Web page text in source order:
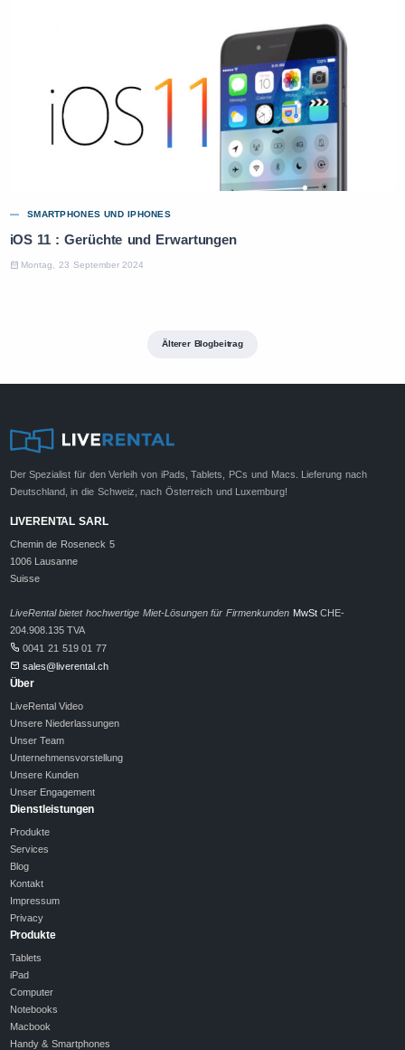
SMARTPHONES UND IPHONES
iOS 11 : Gerüchte und Erwartungen
Montag, 23 September 2024
Älterer Blogbeitrag
Der Spezialist für den Verleih von iPads, Tablets, PCs und Macs. Lieferung nach
Deutschland, in die Schweiz, nach Österreich und Luxemburg!
LIVERENTAL SARL
Chemin de Roseneck 5
1006 Lausanne
Suisse
LiveRental bietet hochwertige Miet-Lösungen für Firmenkunden MwStCHE-
204.908.135 TVA
0041 21 519 01 77
sales@liverental.ch
Über
LiveRental Video
Unsere Niederlassungen
Unser Team
Unternehmensvorstellung
Unsere Kunden
Unser Engagement
Dienstleistungen
Produkte
Services
Blog
Kontakt
Impressum
Privacy
Produkte
Tablets
iPad
Computer
Notebooks
Macbook
Handy & Smartphones